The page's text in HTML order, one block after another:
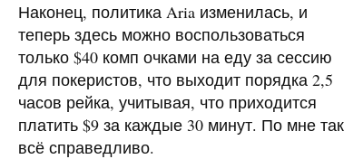
Наконец, политика Aria изменилась, и
теперь здесь можно воспользоваться
только $40 комп очками на еду за сессию
для покеристов, что выходит порядка 2,5
часов рейка, учитывая, что приходится
платить $9 за каждые 30 минут. По мне так
всё справедливо.